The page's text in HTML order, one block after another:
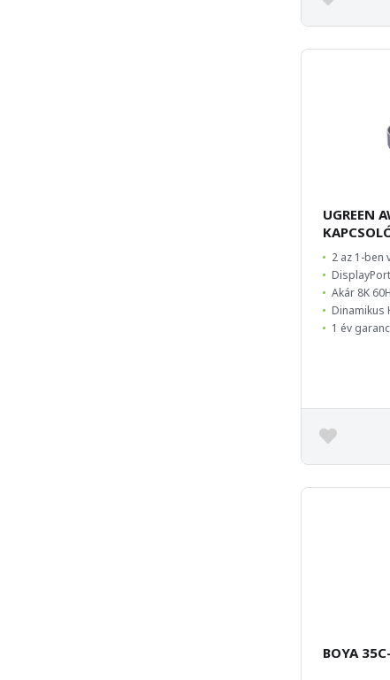
UGREEN
2 az 1-ben
Akár 8K
Dinamikus
1 év
BOYA